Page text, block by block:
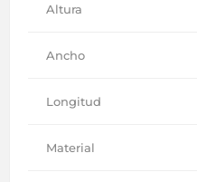
Altura
Ancho
Longitud
Material